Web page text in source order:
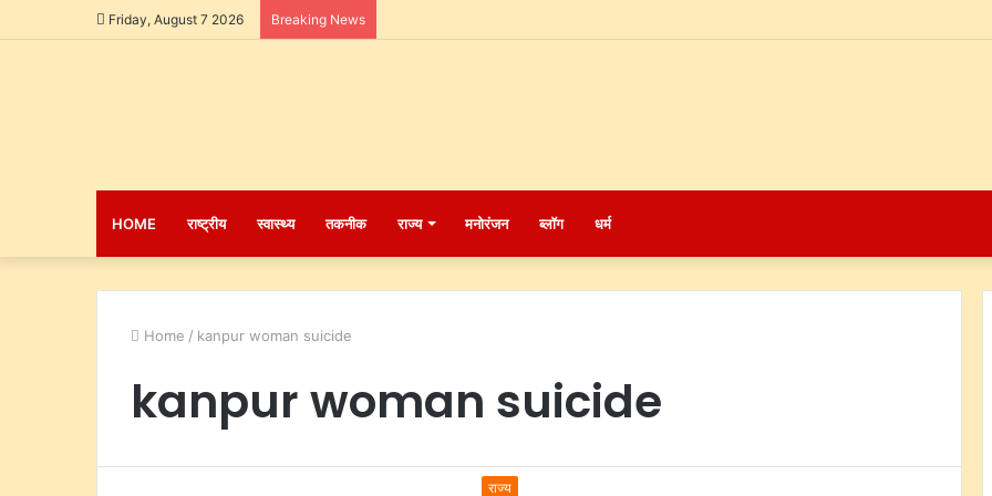
Friday, August 7 2026 Breaking News
HOME राष्ट्रीय स्वास्थ्य तकनीक राज्य मनोरंजन ब्लॉग धर्म
Home / kanpur woman suicide
kanpur woman suicide
राज्य